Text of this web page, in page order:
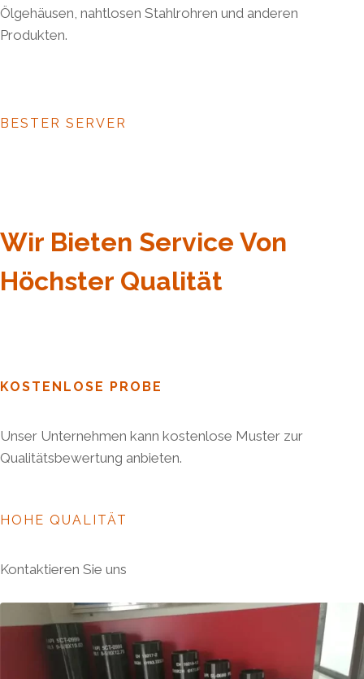
Ölgehäusen, nahtlosen Stahlrohren und anderen
Produkten.
BESTER SERVER
Wir Bieten Service Von
Höchster Qualität
KOSTENLOSE PROBE
Unser Unternehmen kann kostenlose Muster zur
Qualitätsbewertung anbieten.
HOHE QUALITÄT
Kontaktieren Sie uns